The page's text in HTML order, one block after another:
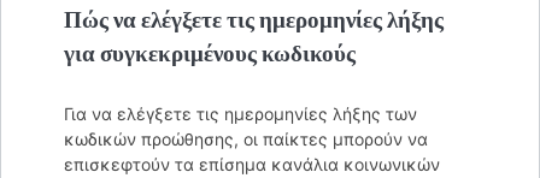
Πώς να ελέγξετε τις ημερομηνίες λήξης
για συγκεκριμένους κωδικούς
Για να ελέγξετε τις ημερομηνίες λήξης των
κωδικών προώθησης, οι παίκτες μπορούν να
επισκεφτούν τα επίσημα κανάλια κοινωνικών